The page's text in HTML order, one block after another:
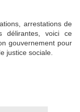
arrestations de
délirantes, voici ce
gouvernement pour
justice sociale.